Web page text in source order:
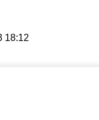
18:12